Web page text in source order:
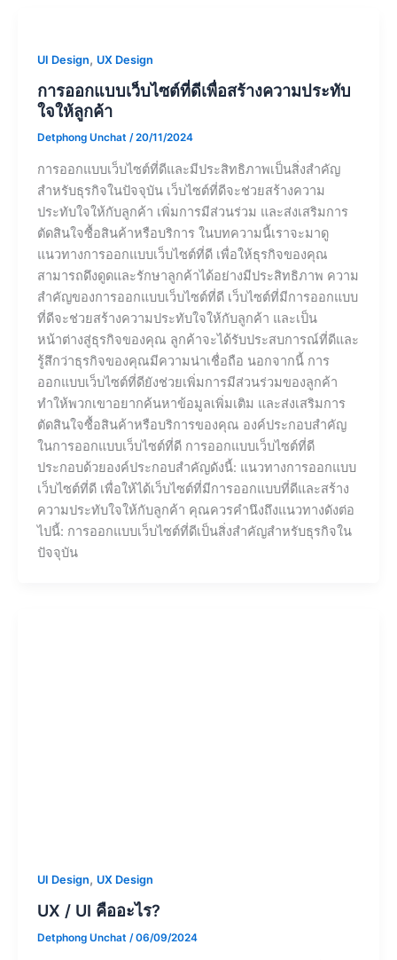
UI Design, UX Design
การออกแบบเว็บไซต์ที่ดีเพื่อสร้างความประทับ
ใจให้ลูกค้า
Detphong Unchat /20/11/2024
การออกแบบเว็บไซต์ที่ดีและมีประสิทธิภาพเป็นสิ่งสำคัญ
สำหรับธุรกิจในปัจจุบัน เว็บไซต์ที่ดีจะช่วยสร้างความ
ประทับใจให้กับลูกค้า เพิ่มการมีส่วนร่วม และส่งเสริมการ
ตัดสินใจซื้อสินค้าหรือบริการ ในบทความนี้เราจะมาดู
แนวทางการออกแบบเว็บไซต์ที่ดี เพื่อให้ธุรกิจของคุณ
สามารถดึงดูดและรักษาลูกค้าได้อย่างมีประสิทธิภาพ ความ
สำคัญของการออกแบบเว็บไซต์ที่ดี เว็บไซต์ที่มีการออกแบบ
ที่ดีจะช่วยสร้างความประทับใจให้กับลูกค้า และเป็น
หน้าต่างสู่ธุรกิจของคุณ ลูกค้าจะได้รับประสบการณ์ที่ดีและ
รู้สึกว่าธุรกิจของคุณมีความน่าเชื่อถือ นอกจากนี้ การ
ออกแบบเว็บไซต์ที่ดียังช่วยเพิ่มการมีส่วนร่วมของลูกค้า
ทำให้พวกเขาอยากค้นหาข้อมูลเพิ่มเติม และส่งเสริมการ
ตัดสินใจซื้อสินค้าหรือบริการของคุณ องค์ประกอบสำคัญ
ในการออกแบบเว็บไซต์ที่ดี การออกแบบเว็บไซต์ที่ดี
ประกอบด้วยองค์ประกอบสำคัญดังนี้: แนวทางการออกแบบ
เว็บไซต์ที่ดี เพื่อให้ได้เว็บไซต์ที่มีการออกแบบที่ดีและสร้าง
ความประทับใจให้กับลูกค้า คุณควรคำนึงถึงแนวทางดังต่อ
ไปนี้: การออกแบบเว็บไซต์ที่ดีเป็นสิ่งสำคัญสำหรับธุรกิจใน
ปัจจุบัน
UI Design, UX Design
UX / UI คืออะไร?
Detphong Unchat /06/09/2024